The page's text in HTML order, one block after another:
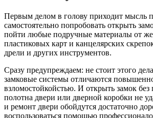
Первым делом в голову приходит мысль
самостоятельно попробовать открыть
пойти любые подручные материалы от
пластиковых карт и канцелярских
дрели и других инструментов.
Сразу предупреждаем: не стоит этого
замковые системы отличаются
взломостойкойстью. И открыть замок без
полотна двери или дверной коробки не
и ремонт двери обойдутся достаточно
воспользоваться помощью